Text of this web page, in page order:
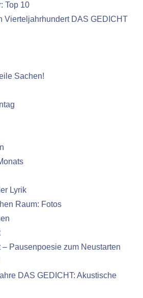
Top 10
Vierteljahrhundert DAS GEDICHT
Sachen!
Lyrik
Raum: Fotos
– Pausenpoesie zum Neustarten
DAS GEDICHT: Akustische